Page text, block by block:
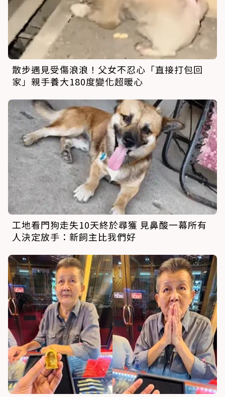
散步遇見受傷浪浪！父女不忍心「直接打包回
家」親手養大180度變化超暖心
工地看門狗走失10天終於尋獲 見鼻酸一幕所有
人決定放手：新飼主比我們好